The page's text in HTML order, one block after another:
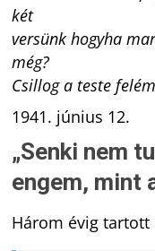
két
versünk hogyha
még?
Csillog a teste
1941. június 12.
„Senki nem
engem, mint
Három évig tartott